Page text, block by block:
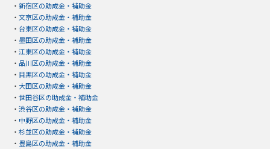
・ 新宿区の助成金・補助金
・ 文京区の助成金・補助金
・ 台東区の助成金・補助金
・ 墨田区の助成金・補助金
・ 江東区の助成金・補助金
・ 品川区の助成金・補助金
・ 目黒区の助成金・補助金
・ 大田区の助成金・補助金
・ 世田谷区の助成金・補助金
・ 渋谷区の助成金・補助金
・ 中野区の助成金・補助金
・ 杉並区の助成金・補助金
・ 豊島区の助成金・補助金